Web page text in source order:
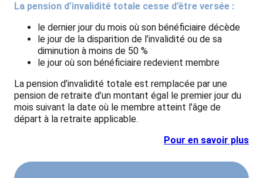
La pension d’invalidité totale cesse d’être versée :
le dernier jour du mois où son bénéficiaire décède
le jour de la disparition de l’invalidité ou de sa
diminution à moins de 50 %
le jour où son bénéficiaire redevient membre
La pension d’invalidité totale est remplacée par une
pension de retraite d’un montant égal le premier jour du
mois suivant la date où le membre atteint l’âge de
départ à la retraite applicable.
Pour en savoir plus